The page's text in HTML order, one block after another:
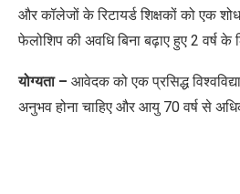
और कॉलेजों के रिटायर्ड शिक्षकों को एक
फेलोशिप की अवधि बिना बढ़ाए हुए 2 वर्ष के
योग्यता – आवेदक को एक प्रसिद्ध
अनुभव होना चाहिए और आयु 70 वर्ष से